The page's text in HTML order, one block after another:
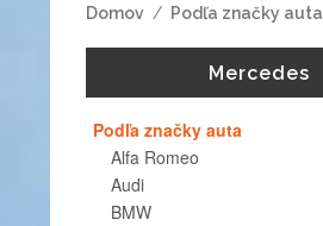
Domov / Podľa značky auta
Mercedes
Podľa značky auta
Alfa Romeo
Audi
BMW